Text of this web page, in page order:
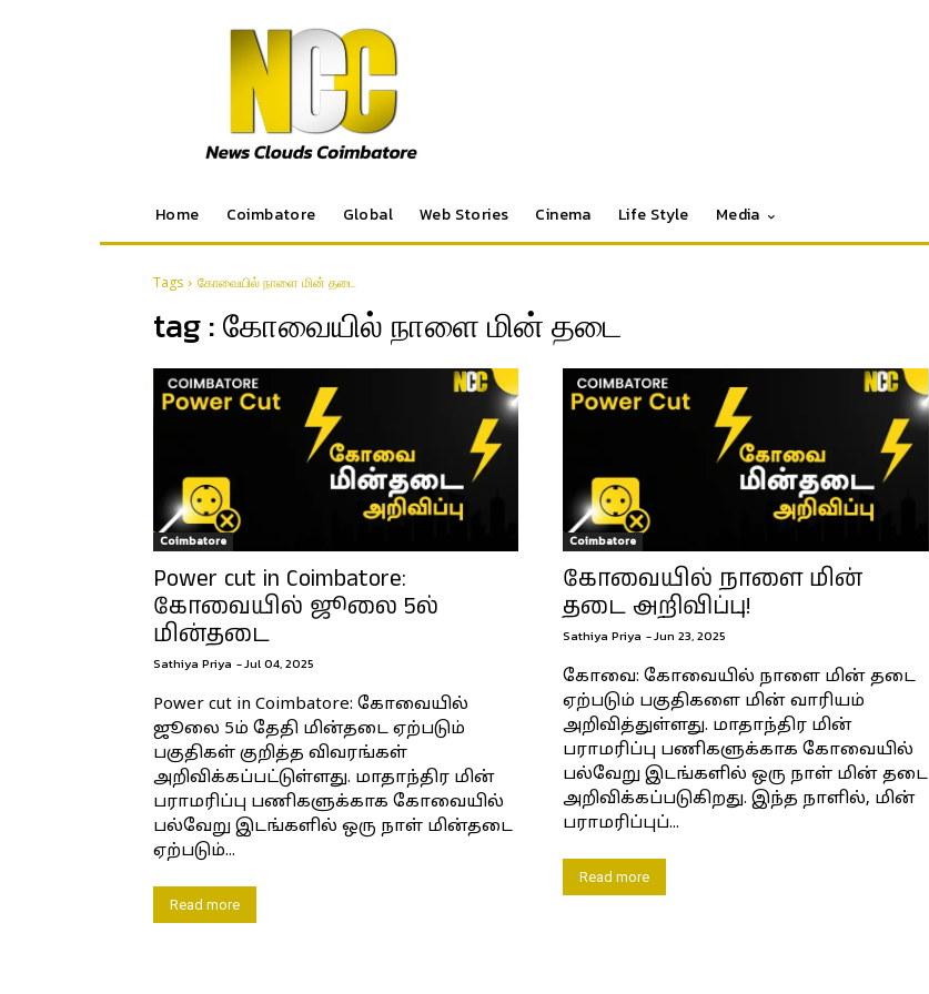
Home Coimbatore Global Web Stories Cinema Life Style Media
Tags கோவையில் நாளை மின் தடை
tag :கோவையில் நாளை மின் தடை
Coimbatore
Power cut in Coimbatore:
கோவையில் ஜூலை 5ல்
மின்தடை
Sathiya Priya -Jul 04, 2025
Power cut in Coimbatore: கோவையில்
ஜூலை 5ம் தேதி மின்தடை ஏற்படும்
பகுதிகள் குறித்த விவரங்கள்
அறிவிக்கப்பட்டுள்ளது. மாதாந்திர மின்
பராமரிப்பு பணிகளுக்காக கோவையில்
பல்வேறு இடங்களில் ஒரு நாள் மின்தடை
ஏற்படும்...
Read more
Coimbatore
கோவையில் நாளை மின்
தடை அறிவிப்பு!
Sathiya Priya -Jun 23, 2025
கோவை: கோவையில் நாளை மின் தடை
ஏற்படும் பகுதிகளை மின் வாரியம்
அறிவித்துள்ளது. மாதாந்திர மின்
பராமரிப்பு பணிகளுக்காக கோவையில்
பல்வேறு இடங்களில் ஒரு நாள் மின் தடை
அறிவிக்கப்படுகிறது. இந்த நாளில், மின்
பராமரிப்புப்...
Read more